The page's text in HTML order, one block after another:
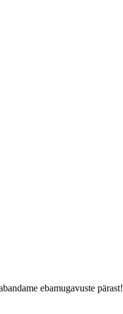
ebamugavuste pärast!